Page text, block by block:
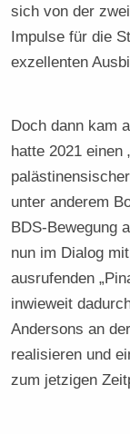
sich von der
Impulse für die
exzellenten
Doch dann kam
hatte 2021 einen
unter anderem
BDS-Bewegung
nun im Dialog
ausrufenden
inwieweit
Andersons an
realisieren und
zum jetzigen